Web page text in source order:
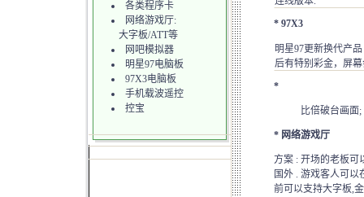
* 97X3
明星97更新换代产
后有特别彩金，屏
*
比倍破台画
* 网络游戏厅
方案 : 开场的老板可
国外 . 游戏客人可
前可以支持大字板,
各类程序卡
网络游戏厅:
大字板/ATT等
网吧模拟器
明星97电脑板
97X3电脑板
手机载波遥控
控宝